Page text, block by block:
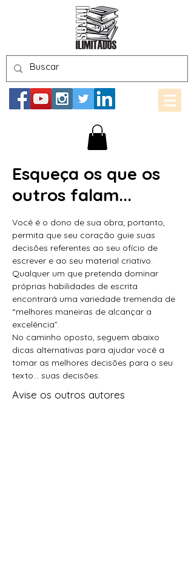
Esqueça os que os
outros falam...
Você é o dono de sua obra; portanto,
permita que seu coração guie suas
decisões referentes ao seu ofício de
escrever e ao seu material criativo.
Qualquer um que pretenda dominar
próprias habilidades de escrita
encontrará uma variedade tremenda de
“melhores maneiras de alcançar a
excelência”.
No caminho oposto, seguem abaixo
dicas alternativas para ajudar você a
tomar as melhores decisões para o seu
texto... suas decisões.
Avise os outros autores